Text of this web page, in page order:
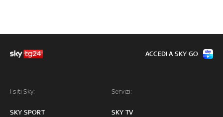
I siti Sky:
SKY SPORT
Servizi:
SKY TV
ACCEDI A SKY GO